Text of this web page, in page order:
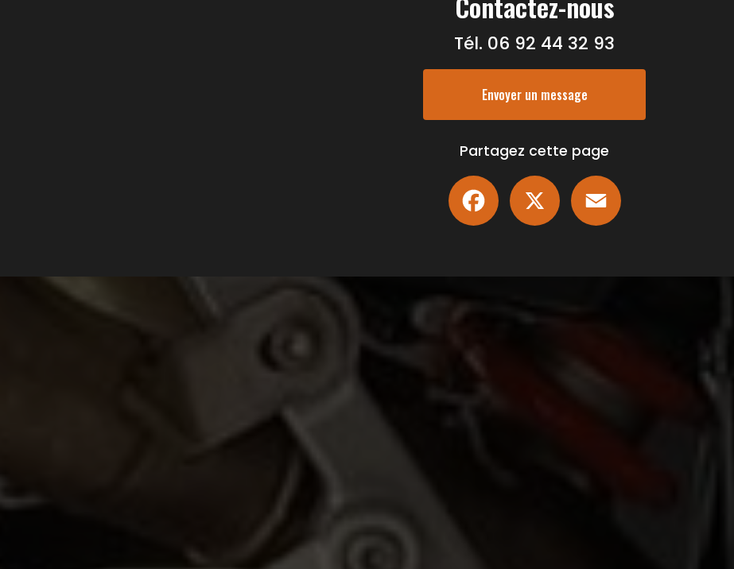
Tél. 06 92 44 32 93
Envoyer un message
Partagez cette page
Facebook